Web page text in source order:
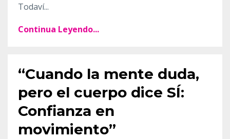
Todaví...
Continua Leyendo...
“Cuando la mente duda,
pero el cuerpo dice SÍ:
Confianza en
movimiento”